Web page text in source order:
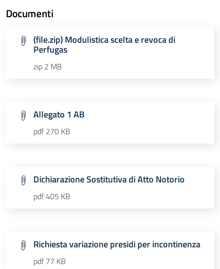
Documenti
(file.zip) Modulistica scelta e revoca di
Perfugas
zip 2 MB
Allegato 1 AB
pdf 270 KB
Dichiarazione Sostitutiva di Atto Notorio
pdf 405 KB
Richiesta variazione presidi per incontinenza
pdf 77 KB